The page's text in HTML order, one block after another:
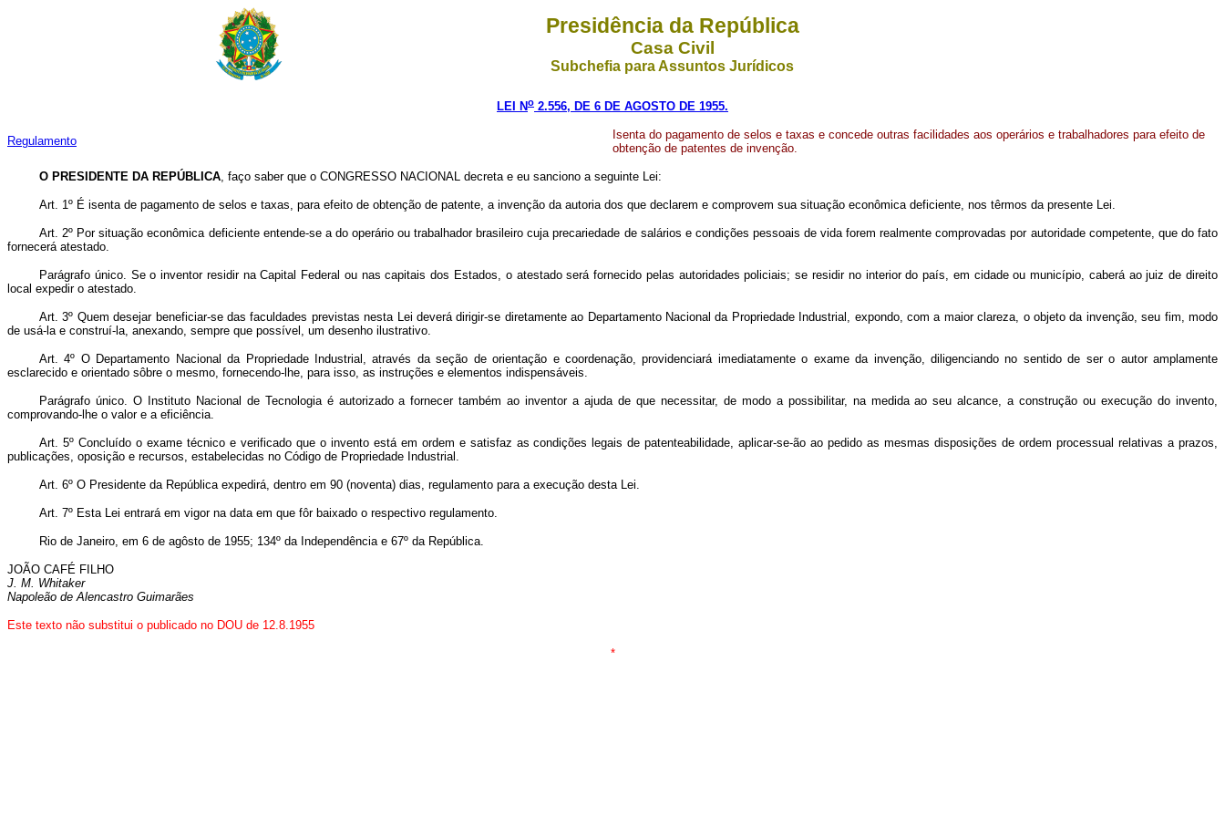
Presidência da República
Casa Civil
Subchefia para Assuntos Jurídicos
LEI No 2.556, DE 6 DE AGOSTO DE 1955.
Regulamento
Isenta do pagamento de selos e taxas e concede outras facilidades aos operários e trabalhadores para efeito de
obtenção de patentes de invenção.
O PRESIDENTE DA REPÚBLICA, faço saber que o CONGRESSO NACIONAL decreta e eu sanciono a seguinte Lei:
Art. 1º É isenta de pagamento de selos e taxas, para efeito de obtenção de patente, a invenção da autoria dos que declarem e comprovem sua situação econômica deficiente, nos têrmos da presente Lei.
Art. 2º Por situação econômica deficiente entende-se a do operário ou trabalhador brasileiro cuja precariedade de salários e condições pessoais de vida forem realmente comprovadas por autoridade competente, que do fato
fornecerá atestado.
Parágrafo único. Se o inventor residir na Capital Federal ou nas capitais dos Estados, o atestado será fornecido pelas autoridades policiais; se residir no interior do país, em cidade ou município, caberá ao juiz de direito
local expedir o atestado.
Art. 3º Quem desejar beneficiar-se das faculdades previstas nesta Lei deverá dirigir-se diretamente ao Departamento Nacional da Propriedade Industrial, expondo, com a maior clareza, o objeto da invenção, seu fim, modo
de usá-la e construí-la, anexando, sempre que possível, um desenho ilustrativo.
Art. 4º O Departamento Nacional da Propriedade Industrial, através da seção de orientação e coordenação, providenciará imediatamente o exame da invenção, diligenciando no sentido de ser o autor amplamente
esclarecido e orientado sôbre o mesmo, fornecendo-lhe, para isso, as instruções e elementos indispensáveis.
Parágrafo único. O Instituto Nacional de Tecnologia é autorizado a fornecer também ao inventor a ajuda de que necessitar, de modo a possibilitar, na medida ao seu alcance, a construção ou execução do invento,
comprovando-lhe o valor e a eficiência.
Art. 5º Concluído o exame técnico e verificado que o invento está em ordem e satisfaz as condições legais de patenteabilidade, aplicar-se-ão ao pedido as mesmas disposições de ordem processual relativas a prazos,
publicações, oposição e recursos, estabelecidas no Código de Propriedade Industrial.
Art. 6º O Presidente da República expedirá, dentro em 90 (noventa) dias, regulamento para a execução desta Lei.
Art. 7º Esta Lei entrará em vigor na data em que fôr baixado o respectivo regulamento.
Rio de Janeiro, em 6 de agôsto de 1955; 134º da Independência e 67º da República.
JOÃO CAFÉ FILHO
J. M. Whitaker
Napoleão de Alencastro Guimarães
Este texto não substitui o publicado no DOU de 12.8.1955
*